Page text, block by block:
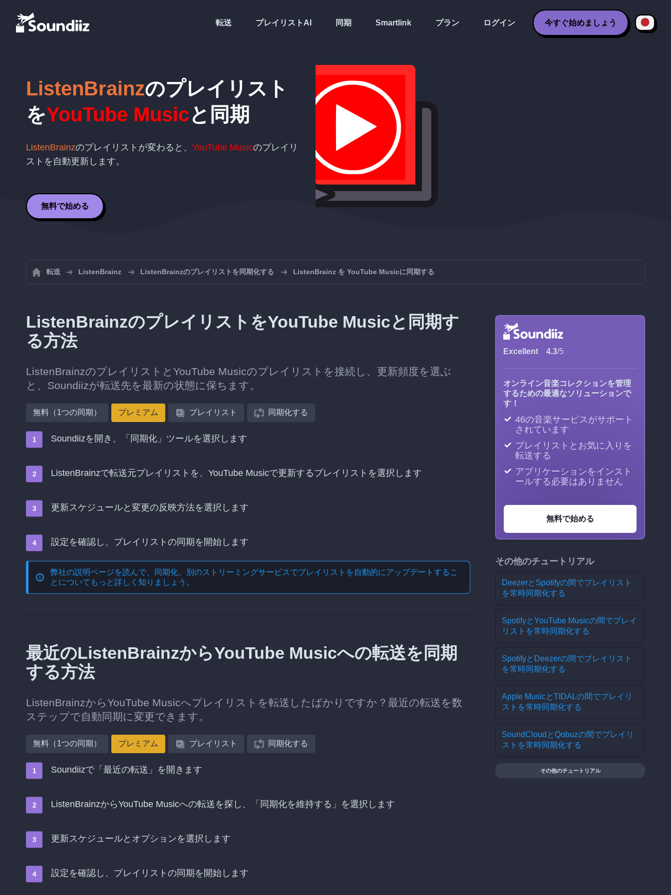
転送 プレイリストAI 同期 Smartlink プラン ログイン 今すぐ始めましょう
ListenBrainzのプレイリスト
をYouTube Musicと同期
ListenBrainzのプレイリストが変わると、 YouTube Musicのプレイリ
ストを自動更新します。
無料で始める
転送 ListenBrainz ListenBrainzのプレイリストを同期化する ListenBrainz を YouTube Musicに同期する
ListenBrainzのプレイリストをYouTube Musicと同期す
る方法
ListenBrainzのプレイリストとYouTube Musicのプレイリストを接続し、更新頻度を選ぶ
と、Soundiizが転送先を最新の状態に保ちます。
無料（1つの同期） プレミアム プレイリスト 同期化する
Soundiizを開き、「同期化」ツールを選択します
ListenBrainzで転送元プレイリストを、YouTube Musicで更新するプレイリストを選択します
更新スケジュールと変更の反映方法を選択します
設定を確認し、プレイリストの同期を開始します
弊社の説明ページを読んで、 同期化、別のストリーミングサービスでプレイリストを自動的にアップデートする こ
とについてもっと詳しく知りましょう。
最近のListenBrainzからYouTube Musicへの転送を同期
する方法
ListenBrainzからYouTube Musicへプレイリストを転送したばかりですか？最近の転送を数
ステップで自動同期に変更できます。
無料（1つの同期） プレミアム プレイリスト 同期化する
Soundiizで「最近の転送」を開きます
ListenBrainzからYouTube Musicへの転送を探し、「同期化を維持する」を選択します
更新スケジュールとオプションを選択します
設定を確認し、プレイリストの同期を開始します
Excellent 4.3/5
オンライン音楽コレクションを管理
するための最適なソリューションで
す！
46の音楽サービスがサポート
されています
プレイリストとお気に入りを
転送する
アプリケーションをインスト
ールする必要はありません
無料で始める
その他のチュートリアル
DeezerとSpotifyの間でプレイリスト
を常時同期化する
SpotifyとYouTube Musicの間でプレイ
リストを常時同期化する
SpotifyとDeezerの間でプレイリスト
を常時同期化する
Apple MusicとTIDALの間でプレイリ
ストを常時同期化する
SoundCloudとQobuzの間でプレイリ
ストを常時同期化する
その他のチュートリアル